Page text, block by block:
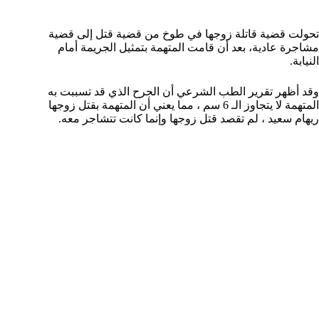
تحولت قضية قاتلة زوجها في طوخ من قضية قتل إلى قضية
مشاجرة عادية، بعد أن قامت المتهمة بتمثيل الجريمة أمام
النيابة.
وقد أظهر تقرير الطب الشرعي أن الجرح الذي قد تسببت به
المتهمة لا يتجاوز الـ 6 سم ، مما يعني أن المتهمة بقتل زوجها
ريهام سعيد ، لم تقصد قتل زوجها وإنما كانت تتشاجر معه.